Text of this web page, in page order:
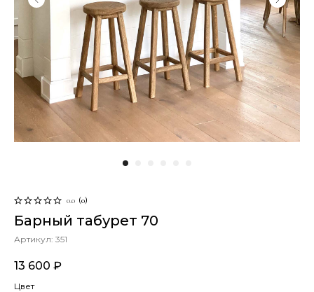
0.0 (0)
Барный табурет 70
Артикул: 351
13 600 ₽
Цвет